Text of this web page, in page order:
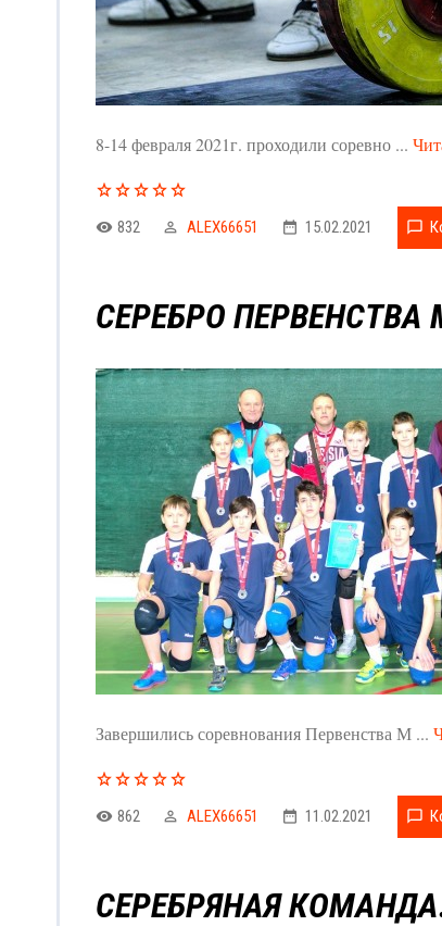
8-14 февраля 2021г. проходили соревно ...
832 ALEX66651 15.02.2021
СЕРЕБРО ПЕРВЕНСТВА
Завершились соревнования Первенства М ...
862 ALEX66651 11.02.2021
СЕРЕБРЯНАЯ